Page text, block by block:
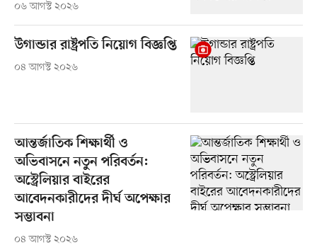
০৬ আগস্ট ২০২৬
উগান্ডার রাষ্ট্রপতি নিয়োগ বিজ্ঞপ্তি
০৪ আগস্ট ২০২৬
আন্তর্জাতিক শিক্ষার্থী ও
অভিবাসনে নতুন পরিবর্তন:
অস্ট্রেলিয়ার বাইরের
আবেদনকারীদের দীর্ঘ অপেক্ষার
সম্ভাবনা
০৪ আগস্ট ২০২৬